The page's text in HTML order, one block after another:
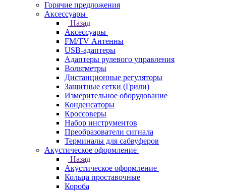
Горячие предложения
Аксессуары
Назад
Аксессуары
FM/TV Антенны
USB-адаптеры
Адаптеры рулевого управления
Вольтметры
Дистанционные регуляторы
Защитные сетки (Грили)
Измерительное оборудование
Конденсаторы
Кроссоверы
Набор инструментов
Преобразователи сигнала
Терминалы для сабвуферов
Акустическое оформление
Назад
Акустическое оформление
Кольца проставочные
Короба